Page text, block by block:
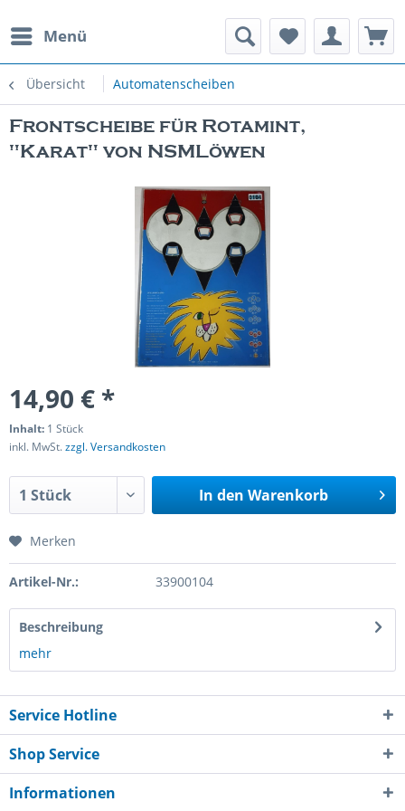
Menü
Übersicht Automatenscheiben
Spielautomaten
Frontscheibe für Rotamint,
"Karat" von NSMLöwen
14,90 € *
Inhalt: 1 Stück
inkl. MwSt.zzgl. Versandkosten
In den Warenkorb
Merken
Artikel-Nr.: 33900104
Beschreibung
mehr
Service Hotline
Shop Service
Informationen